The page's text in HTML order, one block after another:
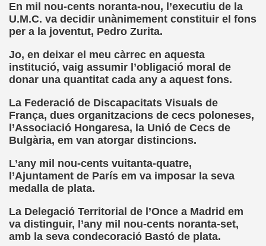
En mil nou-cents noranta-nou, l’executiu de la
U.M.C. va decidir unànimement constituir el fons
per a la joventut, Pedro Zurita.
Jo, en deixar el meu càrrec en aquesta
institució, vaig assumir l’obligació moral de
donar una quantitat cada any a aquest fons.
La Federació de Discapacitats Visuals de
França, dues organitzacions de cecs poloneses,
l’Associació Hongaresa, la Unió de Cecs de
Bulgària, em van atorgar distincions.
L’any mil nou-cents vuitanta-quatre,
l’Ajuntament de París em va imposar la seva
medalla de plata.
La Delegació Territorial de l’Once a Madrid em
va distinguir, l’any mil nou-cents noranta-set,
amb la seva condecoració Bastó de plata.
Valentines)
(Associació Catalana per a la Integració del Cec)
Ordóñez)
Jesús Cañamares)
el Tacto; una Sutil Diferencia (Fini Sarrió)
Rodríguez (Francesc Miñana)